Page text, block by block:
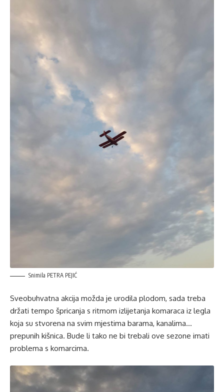
Snimila PETRA PEJIĆ
Sveobuhvatna akcija možda je urodila plodom, sada treba
držati tempo špricanja s ritmom izlijetanja komaraca iz legla
koja su stvorena na svim mjestima barama, kanalima…
prepunih kišnica. Bude li tako ne bi trebali ove sezone imati
problema s komarcima.